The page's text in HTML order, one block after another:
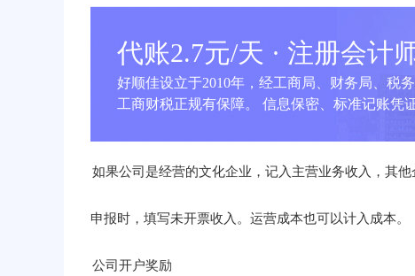
代账2.7元/天 · 注册会计
好顺佳设立于2010年，经工商局、财务局、税
工商财税正规有保障。 信息保密、标准记账凭
如果公司是经营的文化企业，记入主营业务收入，其
申报时，填写未开票收入。运营成本也可以计入成本。
公司开户奖励